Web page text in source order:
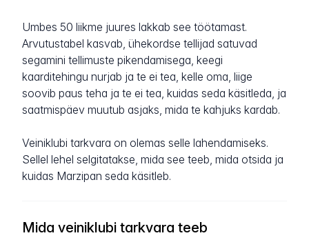
Umbes 50 liikme juures lakkab see töötamast.
Arvutustabel kasvab, ühekordse tellijad satuvad
segamini tellimuste pikendamisega, keegi
kaarditehingu nurjab ja te ei tea, kelle oma, liige
soovib paus teha ja te ei tea, kuidas seda käsitleda, ja
saatmispäev muutub asjaks, mida te kahjuks kardab.
Veiniklubi tarkvara on olemas selle lahendamiseks.
Sellel lehel selgitatakse, mida see teeb, mida otsida ja
kuidas Marzipan seda käsitleb.
Mida veiniklubi tarkvara teeb